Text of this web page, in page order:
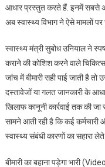
आधार प्रस्तुत करते हैं. इनमें सबसे
अब स्वास्थ्य विभाग ने ऐसे मामलों
स्वास्थ्य मंत्री सुबोध उनियाल ने
कराने की कोशिश करने वाले
जांच में बीमारी सही पाई जाती है
दस्तावेजों या गलत जानकारी के
खिलाफ कानूनी कार्रवाई तक की
सामने आती रही है कि कई कर्मचारी
स्वास्थ्य संबंधी कारणों का सहारा लेते
बीमारी का बहाना पड़ेगा भारी